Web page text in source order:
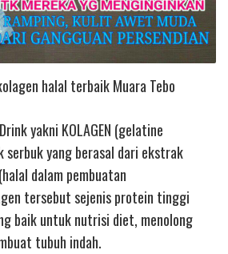
halal terbaik Muara Tebo
yakni KOLAGEN (gelatine
serbuk yang berasal dari ekstrak
dalam pembuatan
tersebut sejenis protein tinggi
baik untuk nutrisi diet, menolong
tubuh indah.